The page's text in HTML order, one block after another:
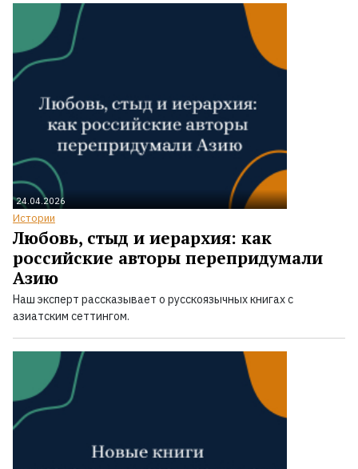
24.04.2026
Истории
Любовь, стыд и иерархия: как
российские авторы перепридумали
Азию
Наш эксперт рассказывает о русскоязычных книгах с
азиатским сеттингом.